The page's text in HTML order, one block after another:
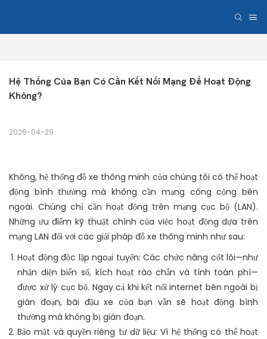
Hệ Thống Của Bạn Có Cần Kết Nối Mạng Để Hoạt Động
Không?
2026-04-29
Không, hệ thống đỗ xe thông minh của chúng tôi có thể hoạt
động bình thường mà không cần mạng công cộng bên
ngoài. Chúng chỉ cần hoạt động trên mạng cục bộ (LAN).
Những ưu điểm kỹ thuật chính của việc hoạt động dựa trên
mạng LAN đối với các giải pháp đỗ xe thông minh như sau:
Hoạt động độc lập ngoại tuyến: Các chức năng cốt lõi—như
nhận diện biển số, kích hoạt rào chắn và tính toán phí—
được xử lý cục bộ. Ngay cả khi kết nối internet bên ngoài bị
gián đoạn, bãi đậu xe của bạn vẫn sẽ hoạt động bình
thường mà không bị gián đoạn.
Bảo mật và quyền riêng tư dữ liệu: Vì hệ thống có thể hoạt